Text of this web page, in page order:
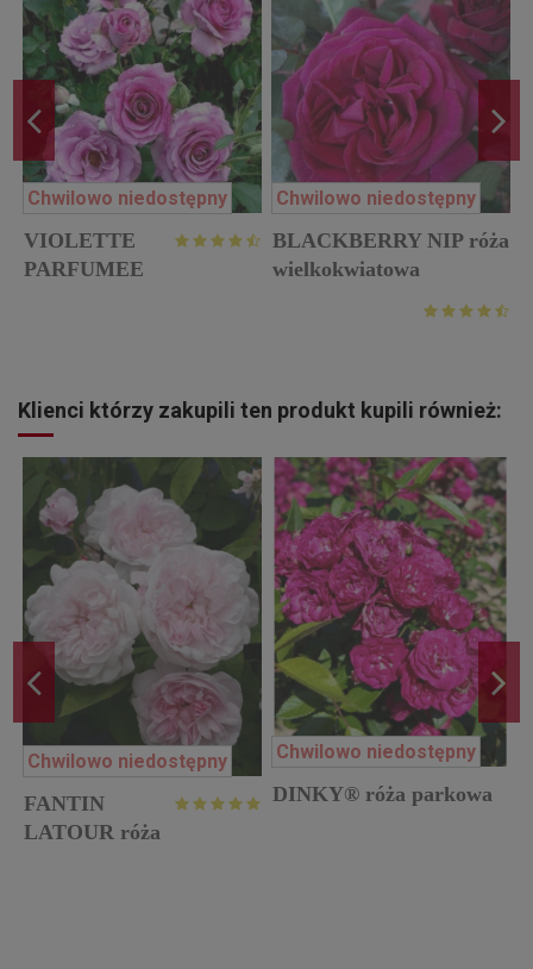
Chwilowo niedostępny
VIOLETTE
PARFUMEE
Chwilowo niedostępny
BLACKBERRY NIP róża
wielkokwiatowa
Klienci którzy zakupili ten produkt kupili również:
Chwilowo niedostępny
FANTIN
LATOUR róża
Chwilowo niedostępny
DINKY® róża parkowa